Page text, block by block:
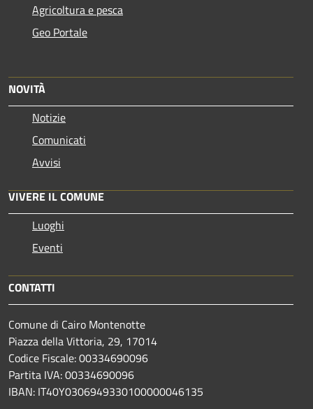
Agricoltura e pesca
Geo Portale
NOVITÀ
Notizie
Comunicati
Avvisi
VIVERE IL COMUNE
Luoghi
Eventi
CONTATTI
Comune di Cairo Montenotte
Piazza della Vittoria, 29, 17014
Codice Fiscale: 00334690096
Partita IVA: 00334690096
IBAN: IT40Y0306949330100000046135